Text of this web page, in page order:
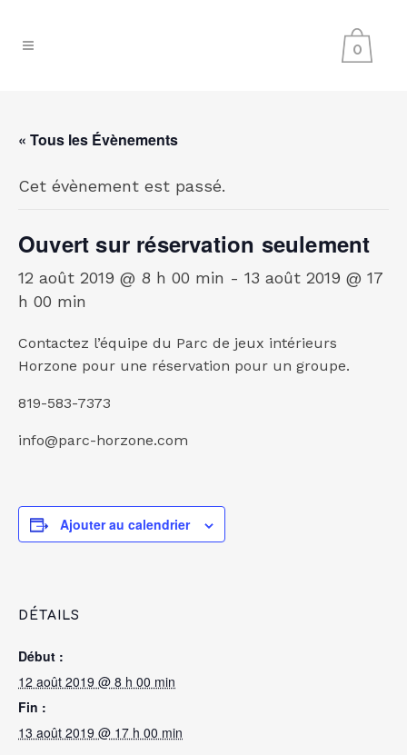
0
« Tous les Évènements
Cet évènement est passé.
Ouvert sur réservation seulement
12 août 2019 @ 8 h 00 min - 13 août 2019 @ 17
h 00 min
Contactez l’équipe du Parc de jeux intérieurs
Horzone pour une réservation pour un groupe.
819-583-7373
info@parc-horzone.com
Ajouter au calendrier
DÉTAILS
Début :
12 août 2019 @ 8 h 00 min
Fin :
13 août 2019 @ 17 h 00 min